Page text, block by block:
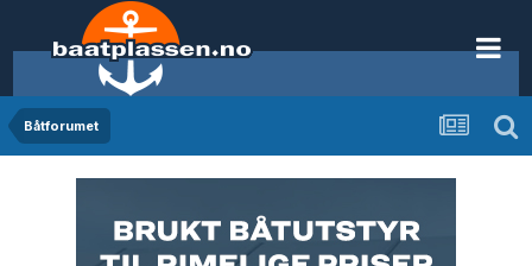
Båtforumet